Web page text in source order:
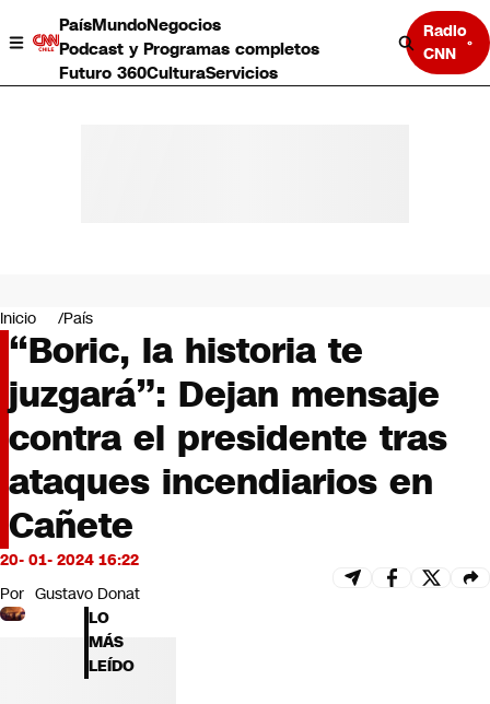
PaísMundoNegocios
Podcast y Programas completos
Futuro 360CulturaServicios
Radio
CNN
Negocios
Deportes
Programas completos
Cultura
Servicios
Bits
CNN tiempo
Futuro 360
Opinión
Inicio País
“Boric, la historia te
juzgará”: Dejan mensaje
contra el presidente tras
ataques incendiarios en
Cañete
20- 01- 2024 16:22
Por Gustavo Donat
LO
MÁS
LEÍDO